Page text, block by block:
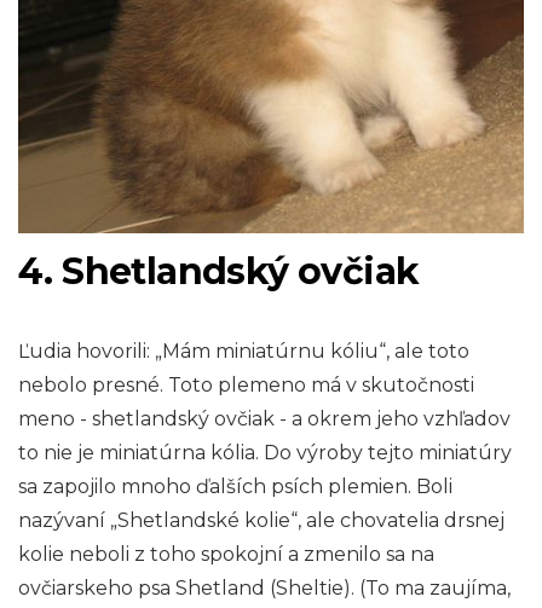
4. Shetlandský ovčiak
Ľudia hovorili: „Mám miniatúrnu kóliu“, ale toto
nebolo presné. Toto plemeno má v skutočnosti
meno - shetlandský ovčiak - a okrem jeho vzhľadov
to nie je miniatúrna kólia. Do výroby tejto miniatúry
sa zapojilo mnoho ďalších psích plemien. Boli
nazývaní „Shetlandské kolie“, ale chovatelia drsnej
kolie neboli z toho spokojní a zmenilo sa na
ovčiarskeho psa Shetland (Sheltie). (To ma zaujíma,